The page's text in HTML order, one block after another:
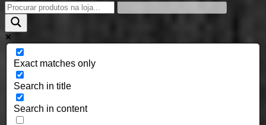
Exact matches only
Search in title
Search in content